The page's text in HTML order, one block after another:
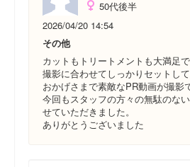
50代後半
2026/04/20 14:54
その他
カットもトリートメントも大満足
撮影に合わせてしっかりセットし
おかげさまで素敵なPR動画が撮影
今回もスタッフの方々の無駄のな
せていただきました。
ありがとうございました